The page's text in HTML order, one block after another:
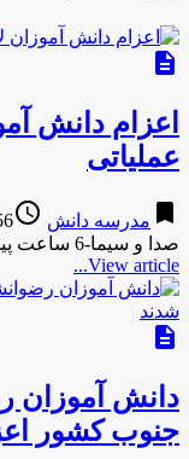
description
اعزام دانش
عملیاتی
bookmark مدرسه دانش access_time
ago
صدا و سیما-6 ساعت پیش باشگاه خبری ورزشی مد روز
View article...
description
دانش آموزان
جنوب کشور